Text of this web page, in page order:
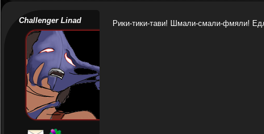
Challenger Linad Рики-тики-тави! Шмали-смали-фмяли!